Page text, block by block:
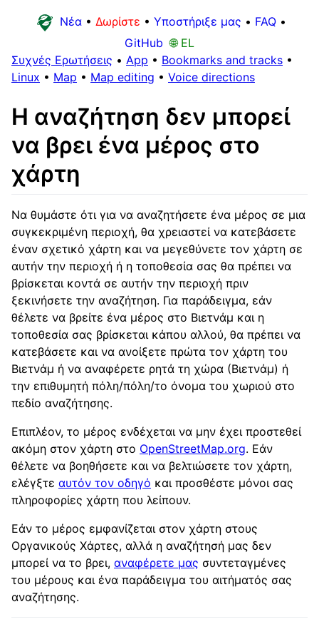
Νέα • Δωρίστε • Υποστήριξε μας • FAQ •
GitHub 🌐 EL
Συχνές Ερωτήσεις • App • Bookmarks and tracks •
Linux • Map • Map editing • Voice directions
Η αναζήτηση δεν μπορεί
να βρει ένα μέρος στο
χάρτη
Να θυμάστε ότι για να αναζητήσετε ένα μέρος σε μια
συγκεκριμένη περιοχή, θα χρειαστεί να κατεβάσετε
έναν σχετικό χάρτη και να μεγεθύνετε τον χάρτη σε
αυτήν την περιοχή ή η τοποθεσία σας θα πρέπει να
βρίσκεται κοντά σε αυτήν την περιοχή πριν
ξεκινήσετε την αναζήτηση. Για παράδειγμα, εάν
θέλετε να βρείτε ένα μέρος στο Βιετνάμ και η
τοποθεσία σας βρίσκεται κάπου αλλού, θα πρέπει να
κατεβάσετε και να ανοίξετε πρώτα τον χάρτη του
Βιετνάμ ή να αναφέρετε ρητά τη χώρα (Βιετνάμ) ή
την επιθυμητή πόλη/πόλη/το όνομα του χωριού στο
πεδίο αναζήτησης.
Επιπλέον, το μέρος ενδέχεται να μην έχει προστεθεί
ακόμη στον χάρτη στο OpenStreetMap.org. Εάν
θέλετε να βοηθήσετε και να βελτιώσετε τον χάρτη,
ελέγξτε αυτόν τον οδηγό και προσθέστε μόνοι σας
πληροφορίες χάρτη που λείπουν.
Εάν το μέρος εμφανίζεται στον χάρτη στους
Οργανικούς Χάρτες, αλλά η αναζήτησή μας δεν
μπορεί να το βρει, αναφέρετε μας συντεταγμένες
του μέρους και ένα παράδειγμα του αιτήματός σας
αναζήτησης.